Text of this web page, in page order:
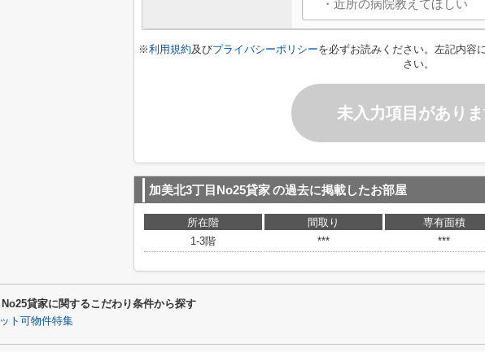
※利用規約及びプライバシーポリシーを必ずお読みください。左記内容
さい。
未入力項目があり
加美北3丁目No25貸家の過去に掲載したお部屋
所在階 間取り 専有面積
1-3階
*** ***
貸家に関するこだわり条件から探す
ト可物件特集